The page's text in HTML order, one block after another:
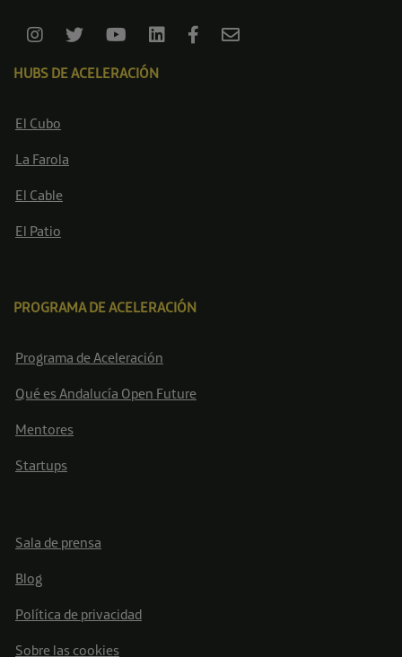
HUBS DE ACELERACIÓN
El Cubo
La Farola
El Cable
El Patio
PROGRAMA DE ACELERACIÓN
Programa de Aceleración
Qué es Andalucía Open Future
Mentores
Startups
Sala de prensa
Blog
Política de privacidad
Sobre las cookies